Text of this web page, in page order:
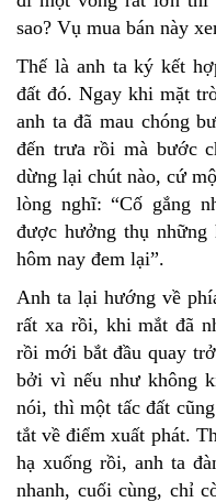
sao? Vụ mua bán này
Thế là anh ta ký kết
đất đó. Ngay khi mặt
anh ta đã mau chóng
đến trưa rồi mà bước
dừng lại chút nào, cứ
lòng nghĩ: “Cố gắng
được hưởng thụ
hôm nay đem lại”.
Anh ta lại hướng về
rất xa rồi, khi mắt đã
rồi mới bắt đầu quay
bởi vì nếu như không
nói, thì một tấc đất
tắt về điểm xuất phát.
hạ xuống rồi, anh ta
nhanh, cuối cùng, chỉ